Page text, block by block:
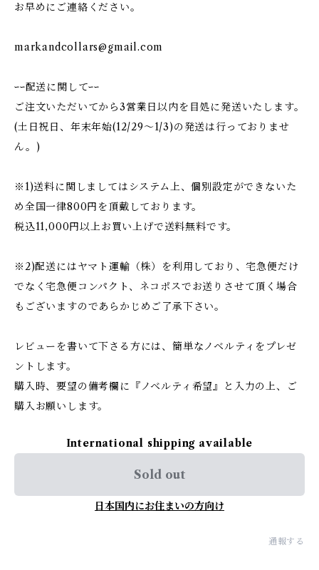
お早めにご連絡ください。
markandcollars@gmail.com
ｰｰ配送に関してｰｰ
ご注文いただいてから3営業日以内を目処に発送いたします。
(土日祝日、年末年始(12/29〜1/3)の発送は行っておりませ
ん。)
※1)送料に関しましてはシステム上、個別設定ができないた
め全国一律800円を頂戴しております。
税込11,000円以上お買い上げで送料無料です。
※2)配送にはヤマト運輸（株）を利用しており、宅急便だけ
でなく宅急便コンパクト、ネコポスでお送りさせて頂く場合
もございますのであらかじめご了承下さい。
レビューを書いて下さる方には、簡単なノベルティをプレゼ
ントします。
購入時、要望の備考欄に『ノベルティ希望』と入力の上、ご
購入お願いします。
International shipping available
Sold out
日本国内にお住まいの方向け
通報する